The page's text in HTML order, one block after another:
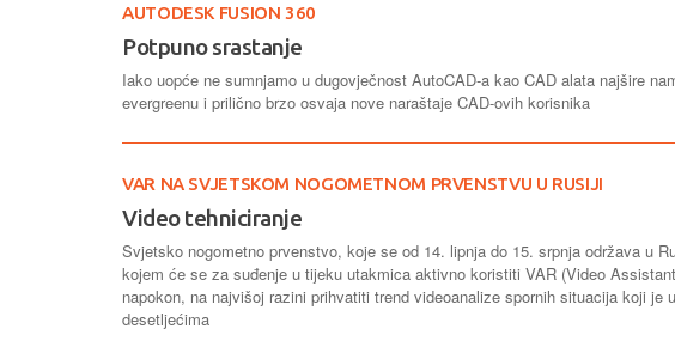
AUTODESK FUSION 360
Potpuno srastanje
Iako uopće ne sumnjamo u dugovječnost AutoCAD-a kao CAD alata najšire
evergreenu i prilično brzo osvaja nove naraštaje CAD-ovih korisnika
VAR NA SVJETSKOM NOGOMETNOM PRVENSTVU U RUSIJI
Video tehniciranje
Svjetsko nogometno prvenstvo, koje se od 14. lipnja do 15. srpnja održava u
kojem će se za suđenje u tijeku utakmica aktivno koristiti VAR (Video
napokon, na najvišoj razini prihvatiti trend videoanalize spornih situacija koji je
desetljećima